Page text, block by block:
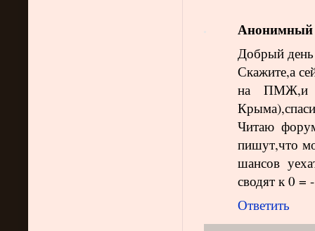
Анонимный
Добрый
Скажите,а
на ПМЖ,и
Читаю
пишут,что
шансов
сводят к 0 =
Ответить